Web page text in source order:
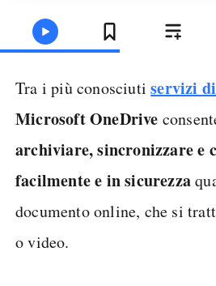
Tra i più conosciutiservizi
Microsoft OneDrive
archiviare, sincronizzare e
facilmente e in sicurezza
documento online, che si
o video.